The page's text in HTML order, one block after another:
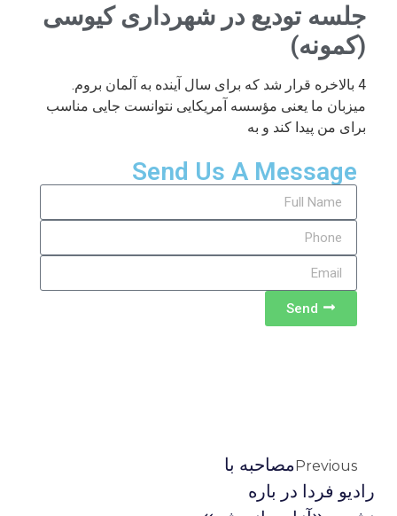
جلسه تودیع در شهرداری کیوسی
(کمونه)
4 بالاخره قرار شد که برای سال آینده به آلمان بروم.
میزبان ما یعنی مؤسسه آمریکایی نتوانست جایی مناسب
برای من پیدا کند و به
Send Us A Message
Send
Previousمصاحبه با
رادیو فردا در باره